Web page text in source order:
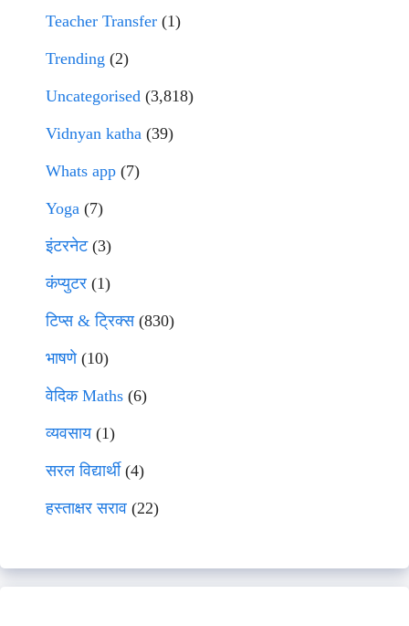
Teacher Transfer (1)
Trending (2)
Uncategorised (3,818)
Vidnyan katha (39)
Whats app (7)
Yoga (7)
इंटरनेट(3)
कंप्युटर (1)
टिप्स & ट्रिक्स(830)
भाषणे(10)
वेदिक Maths (6)
व्यवसाय(1)
सरल विद्यार्थी(4)
हस्ताक्षर सराव (22)